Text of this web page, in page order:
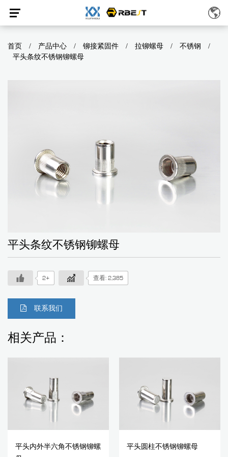
首页 / 产品中心 / 铆接紧固件 / 拉铆螺母 / 不锈钢
/
平头条纹不锈钢铆螺母
平头条纹不锈钢铆螺母
2+ 查看: 2,385
联系我们
相关产品：
平头内外半六角不锈钢铆螺
平头圆柱不锈钢铆螺母